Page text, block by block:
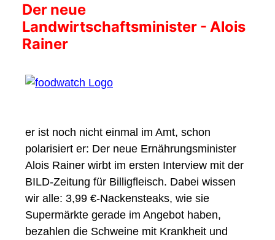
Der neue
Landwirtschaftsminister - Alois
Rainer
er ist noch nicht einmal im Amt, schon
polarisiert er: Der neue Ernährungsminister
Alois Rainer wirbt im ersten Interview mit der
BILD-Zeitung für Billigfleisch. Dabei wissen
wir alle: 3,99 €-Nackensteaks, wie sie
Supermärkte gerade im Angebot haben,
bezahlen die Schweine mit Krankheit und